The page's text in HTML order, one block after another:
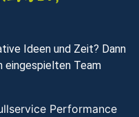
Ideen und Zeit? Dann
eingespielten Team
Performance